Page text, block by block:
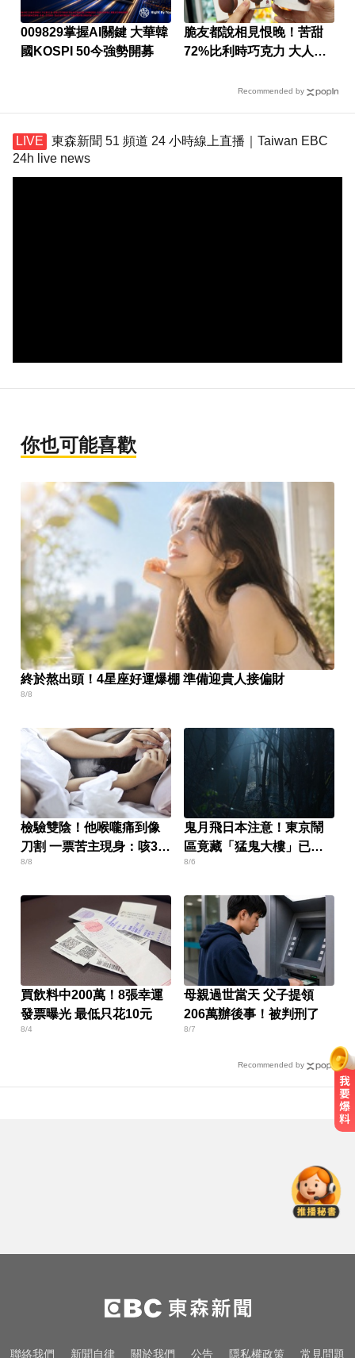
009829掌握AI關鍵 大華韓
國KOSPI 50今強勢開募
脆友都說相見恨晚！苦甜
72%比利時巧克力 大人味
Recommended by
東森新聞 51 頻道 24 小時線上直播｜Taiwan EBC
24h live news
你也可能喜歡
終於熬出頭！4星座好運爆棚 準備迎貴人接偏財
8/8
檢驗雙陰！他喉嚨痛到像
刀割 一票苦主現身：咳3周
還沒好
8/8
鬼月飛日本注意！東京鬧
區竟藏「猛鬼大樓」已奪
14命
8/6
買飲料中200萬！8張幸運
發票曝光 最低只花10元
8/4
母親過世當天 父子提領
206萬辦後事！被判刑了
8/7
Recommended by
足協報公帳被抓包
姜厚任小24歲女友「3碩1博」造
假？ 台大回應了
台南死亡車禍！轎車遭大貨車壓
聯絡我們 新聞自律 關於我們 公告 隱私權政策 常見問題